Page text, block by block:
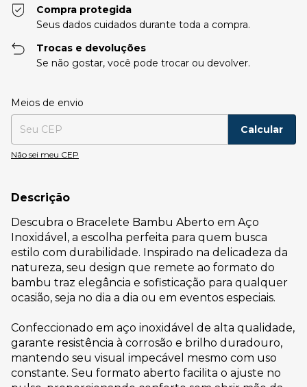
Compra protegida
Seus dados cuidados durante toda a compra.
Trocas e devoluções
Se não gostar, você pode trocar ou devolver.
Entregas para o CEP:
Meios de envio
Calcular
Não sei meu CEP
Descrição
Descubra o Bracelete Bambu Aberto em Aço
Inoxidável, a escolha perfeita para quem busca
estilo com durabilidade. Inspirado na delicadeza da
natureza, seu design que remete ao formato do
bambu traz elegância e sofisticação para qualquer
ocasião, seja no dia a dia ou em eventos especiais.
Confeccionado em aço inoxidável de alta qualidade,
garante resistência à corrosão e brilho duradouro,
mantendo seu visual impecável mesmo com uso
constante. Seu formato aberto facilita o ajuste no